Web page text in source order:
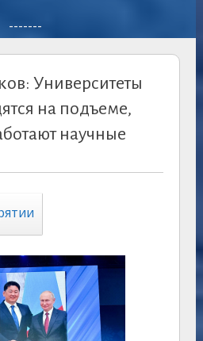
-------
Университеты
на подъеме,
научные